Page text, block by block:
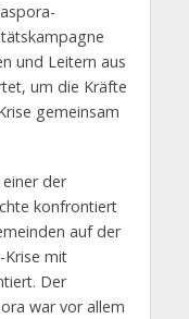
und Leitern aus
um die Kräfte
gemeinsam
der
konfrontiert
auf der
Krise mit
Der
war vor allem